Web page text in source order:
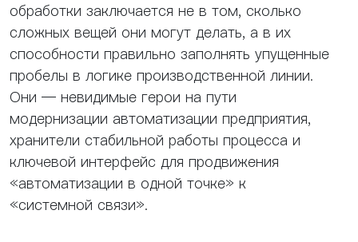
обработки заключается не в том, сколько
сложных вещей они могут делать, а в их
способности правильно заполнять упущенные
пробелы в логике производственной линии.
Они — невидимые герои на пути
модернизации автоматизации предприятия,
хранители стабильной работы процесса и
ключевой интерфейс для продвижения
«автоматизации в одной точке» к
«системной связи».